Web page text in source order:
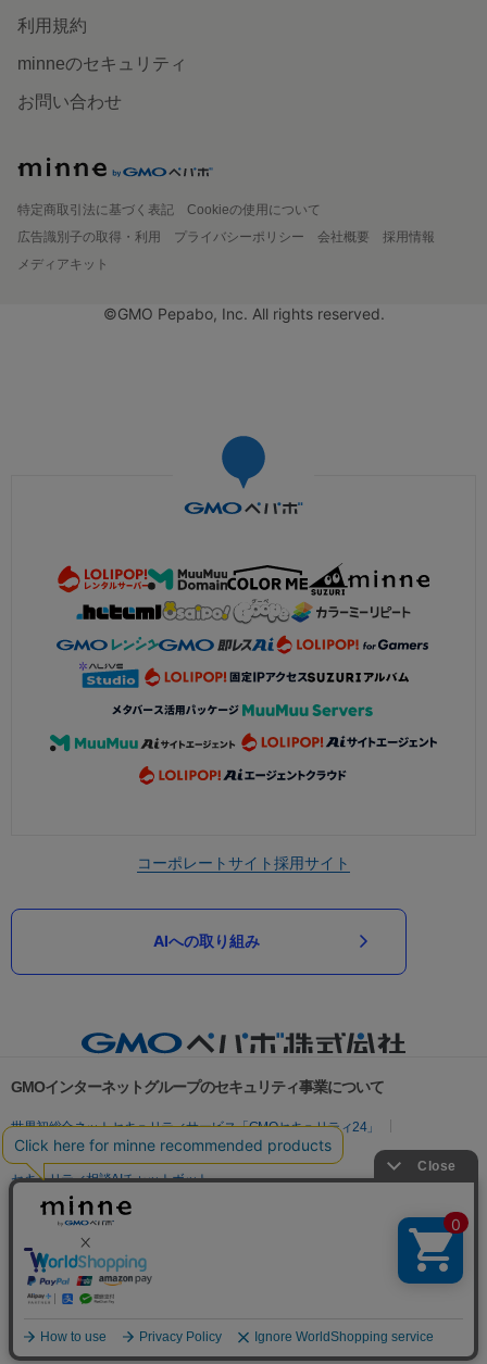
利用規約
minneのセキュリティ
お問い合わせ
特定商取引法に基づく表記
Cookieの使用について
広告識別子の取得・利用
プライバシーポリシー 会社概要
採用情報
メディアキット
©GMO Pepabo, Inc. All rights reserved.
コーポレートサイト採用サイト
AIへの取り組み
GMOインターネットグループのセキュリティ事業について
世界初総合ネットセキュリティサービス「GMOセキュリティ24」
パスワード漏洩診断
Webサイトリスク診断
セキュリティ相談AIチャットボット
実在証明・盗聴対策
サイバー攻撃対策（GMO Flatt Security）
セキュリティ事業の軌跡